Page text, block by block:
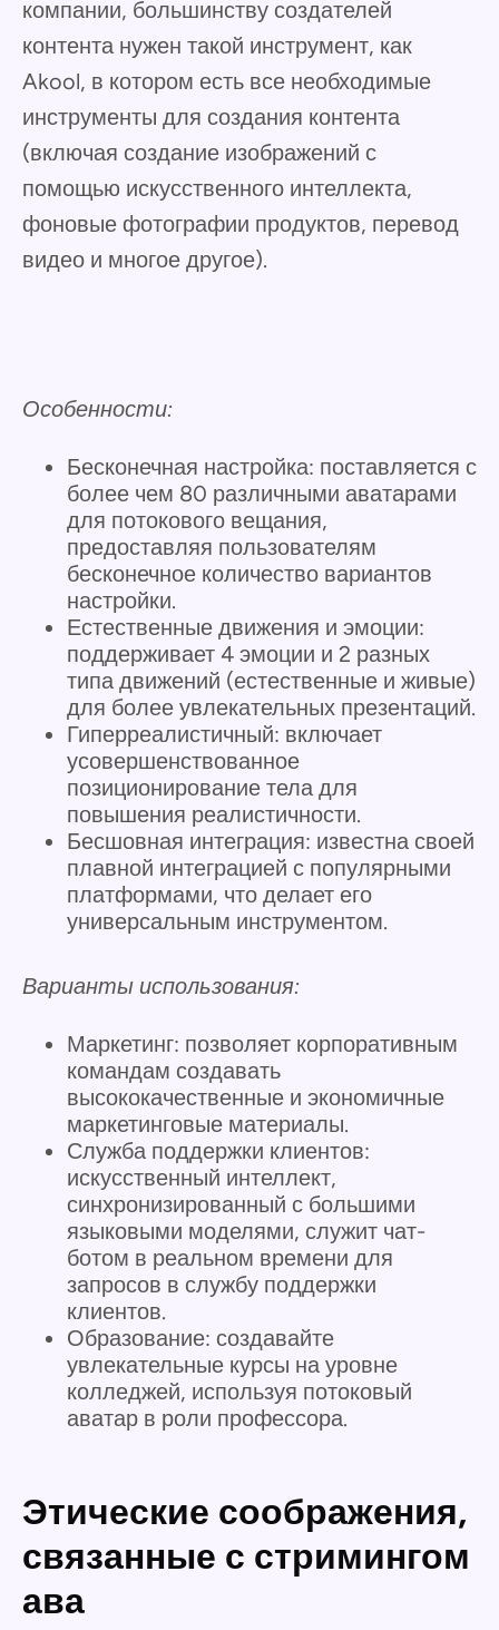
компании, большинству создателей
контента нужен такой инструмент, как
Akool, в котором есть все необходимые
инструменты для создания контента
(включая создание изображений с
помощью искусственного интеллекта,
фоновые фотографии продуктов, перевод
видео и многое другое).
Особенности:
Бесконечная настройка: поставляется с
более чем 80 различными аватарами
для потокового вещания,
предоставляя пользователям
бесконечное количество вариантов
настройки.
Естественные движения и эмоции:
поддерживает 4 эмоции и 2 разных
типа движений (естественные и живые)
для более увлекательных презентаций.
Гиперреалистичный: включает
усовершенствованное
позиционирование тела для
повышения реалистичности.
Бесшовная интеграция: известна своей
плавной интеграцией с популярными
платформами, что делает его
универсальным инструментом.
Варианты использования:
Маркетинг: позволяет корпоративным
командам создавать
высококачественные и экономичные
маркетинговые материалы.
Служба поддержки клиентов:
искусственный интеллект,
синхронизированный с большими
языковыми моделями, служит чат-
ботом в реальном времени для
запросов в службу поддержки
клиентов.
Образование: создавайте
увлекательные курсы на уровне
колледжей, используя потоковый
аватар в роли профессора.
Этические соображения,
связанные с стримингом
ава